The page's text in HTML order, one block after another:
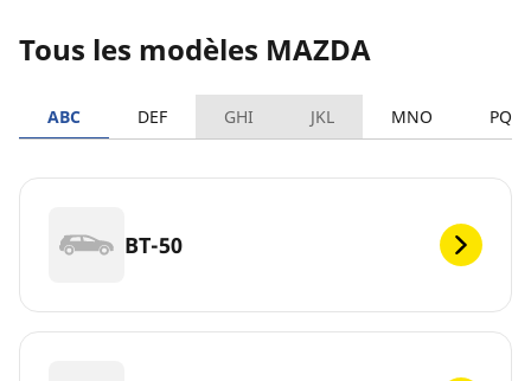
Tous les modèles MAZDA
ABC DEF GHI JKL MNO PQRS
BT-50